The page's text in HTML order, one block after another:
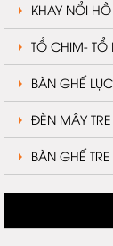
KHAY NỔI
TỔ CHIM- TỔ
BÀN GHẾ
ĐÈN MÂY TRE
BÀN GHẾ TRE